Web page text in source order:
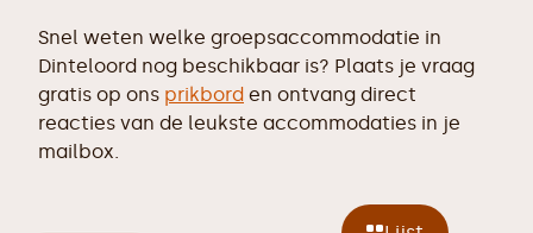
Snel weten welke groepsaccommodatie in
Dinteloord nog beschikbaar is? Plaats je vraag
gratis op ons prikbord en ontvang direct
reacties van de leukste accommodaties in je
mailbox.